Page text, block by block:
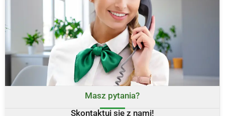
Masz pytania?
Skontaktuj się z nami!